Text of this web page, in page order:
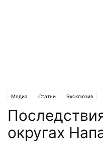
Медиа Статьи Эксклюзив
округах